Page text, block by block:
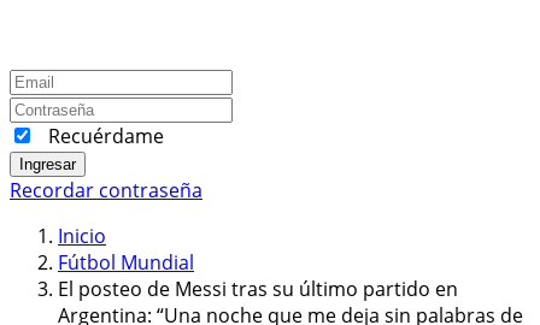
Recuérdame
Ingresar
Recordar contraseña
Inicio
Fútbol Mundial
El posteo de Messi tras su último partido en
Argentina: “Una noche que me deja sin palabras de